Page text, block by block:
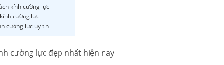
kính cường lực
cường lực
cường lực uy tín
cường lực đẹp nhất hiện nay